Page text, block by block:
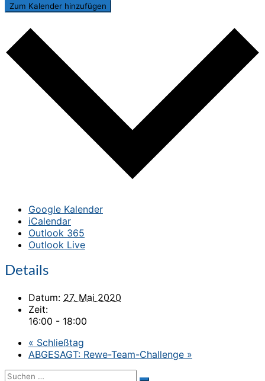
Zum Kalender hinzufügen
Google Kalender
iCalendar
Outlook 365
Outlook Live
Details
Datum: 27. Mai 2020
Zeit:
16:00 - 18:00
« Schließtag
ABGESAGT: Rewe-Team-Challenge »
Suchen